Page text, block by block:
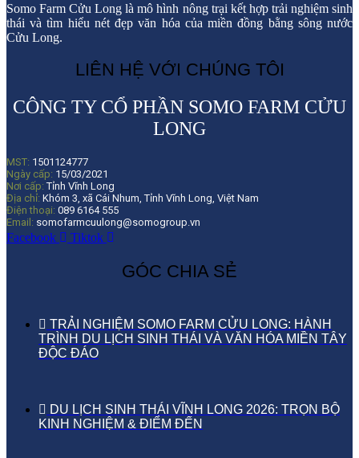
Somo Farm Cửu Long là mô hình nông trại kết hợp trải nghiệm sinh
thái và tìm hiểu nét đẹp văn hóa của miền đồng bằng sông nước
Cửu Long.
LIÊN HỆ VỚI CHÚNG TÔI
CÔNG TY CỔ PHẦN SOMO FARM CỬU
LONG
MST: 1501124777
Ngày cấp: 15/03/2021
Nơi cấp:Tỉnh Vĩnh Long
Địa chỉ: Khóm 3, xã Cái Nhum, Tỉnh Vĩnh Long, Việt Nam
Điện thoại: 089 6164 555
Email: somofarmcuulong@somogroup.vn
Facebook Tiktok
GÓC CHIA SẺ
TRẢI NGHIỆM SOMO FARM CỬU LONG: HÀNH
TRÌNH DU LỊCH SINH THÁI VÀ VĂN HÓA MIỀN TÂY
ĐỘC ĐÁO
DU LỊCH SINH THÁI VĨNH LONG 2026: TRỌN BỘ
KINH NGHIỆM & ĐIỂM ĐẾN